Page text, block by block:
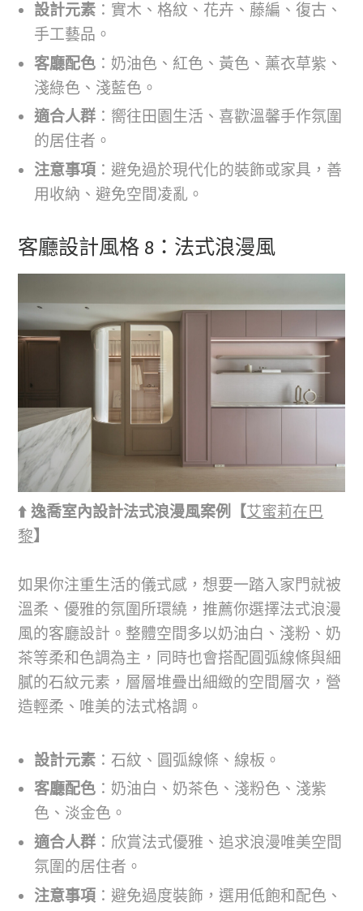
設計元素 ：實木、格紋、花卉、藤編、復古、
手工藝品。
客廳配色 ：奶油色、紅色、黃色、薰衣草紫、
淺綠色、淺藍色。
適合人群 ：嚮往田園生活、喜歡溫馨手作氛圍
的居住者。
注意事項 ：避免過於現代化的裝飾或家具，善
用收納、避免空間凌亂。
客廳設計風格 8：法式浪漫風
⬆️ 逸喬室內設計法式浪漫風案例【艾蜜莉在巴
黎】
如果你注重生活的儀式感，想要一踏入家門就被
溫柔、優雅的氛圍所環繞，推薦你選擇法式浪漫
風的客廳設計。整體空間多以奶油白、淺粉、奶
茶等柔和色調為主，同時也會搭配圓弧線條與細
膩的石紋元素，層層堆疊出細緻的空間層次，營
造輕柔、唯美的法式格調。
設計元素 ：石紋、圓弧線條、線板。
客廳配色 ：奶油白、奶茶色、淺粉色、淺紫
色、淡金色。
適合人群 ：欣賞法式優雅、追求浪漫唯美空間
氛圍的居住者。
注意事項 ：避免過度裝飾，選用低飽和配色、